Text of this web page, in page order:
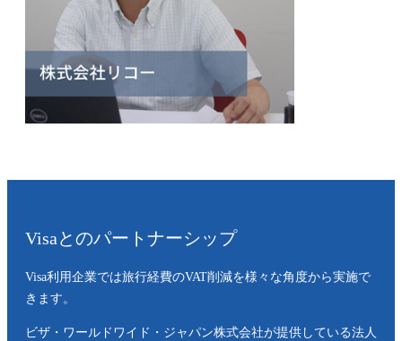
Visaとのパートナーシップ
Visa利用企業では旅行経費のVAT削減を様々な角度から実施で
きます。
ビザ・ワールドワイド・ジャパン株式会社が提供している法⼈